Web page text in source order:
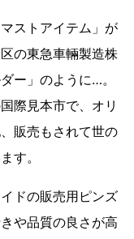
ストアイテム」が
の東急車輛製造株
ー」のように…。
際見本市で、オリ
販売もされて世の
す。
ドの販売用ピンズ
や品質の良さが高